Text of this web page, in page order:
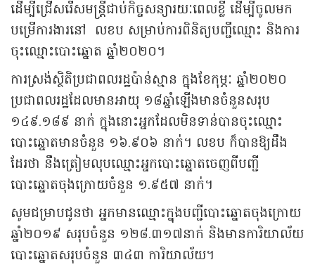
ដើម្បីជ្រើសរើសមន្ត្រីជាប់កិច្ចសន្យារយៈពេលខ្លី ដើម្បីចូលមក
បម្រើការងារនៅ លខប សម្រាប់ការពិនិត្យបញ្ជីឈ្មោះ និងការ
ចុះឈ្មោះបោះឆ្នោត ឆ្នាំ២០២០។
ការស្រង់ស្ថិតិប្រជាពលរដ្ឋប៉ាន់ស្មាន ក្នុងខែកុម្ភៈ ឆ្នាំ២០២០
ប្រជាពលរដ្ឋដែលមានអាយុ ១៨ឆ្នាំឡើងមានចំនួនសរុប
១៤៩.១៨៩ នាក់ ក្នុងនោះអ្នកដែលមិនទាន់បានចុះឈ្មោះ
បោះឆ្នោតមានចំនួន ១៦.៩០៦ នាក់។ លខប ក៏បានឱ្យដឹង
ដែរថា នឹងត្រៀមលុបឈ្មោះអ្នកបោះឆ្នោតចេញពីបញ្ជី
បោះឆ្នោតចុងក្រោយចំនួន ១.៩៥៧ នាក់។
សូមជម្រាបជូនថា អ្នកមានឈ្មោះក្នុងបញ្ជីបោះឆ្នោតចុងក្រោយ
ឆ្នាំ២០១៩ សរុបចំនួន ១២៨.៣១៧នាក់ និងមានការិយាល័យ
បោះឆ្នោតសរុបចំនួន ៣៤៣ ការិយាល័យ។